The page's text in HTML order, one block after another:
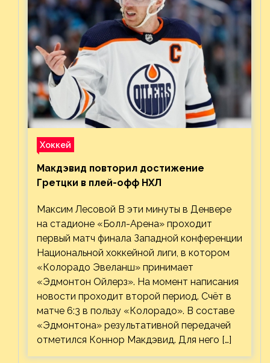
Хоккей
Макдэвид повторил достижение
Гретцки в плей-офф НХЛ
Максим Лесовой В эти минуты в Денвере
на стадионе «Болл-Арена» проходит
первый матч финала Западной конференции
Национальной хоккейной лиги, в котором
«Колорадо Эвеланш» принимает
«Эдмонтон Ойлерз». На момент написания
новости проходит второй период. Счёт в
матче 6:3 в пользу «Колорадо». В составе
«Эдмонтона» результативной передачей
отметился Коннор Макдэвид. Для него […]